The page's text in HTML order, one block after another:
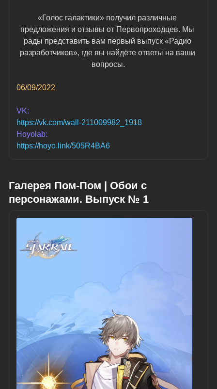
«Голос галактики» получил различные
предложения и отзывы от Первопроходцев. Мы
рады представить вам первый выпуск «Радио
разработчиков», где вы найдёте ответы на ваши
вопросы.
06/09/2022
VK:
https://vk.com/wall-211009982_1918
Hoyolab:
https://hoyo.link/505R4BA6
Галерея Пом-Пом | Обои с
персонажами. Выпуск № 1